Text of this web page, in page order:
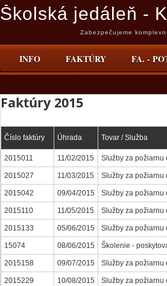
Školská jedáleň -
Zabezpečujeme
INFO FAKTÚRY FA. -
Faktúry 2015
Číslo faktúry Úhrada Tovar / Služba
2015011 11/02/2015 Služby za požiarnu
2015027 11/03/2015 Služby za požiarnu
2015042 09/04/2015 Služby za požiarnu
2015110 11/05/2015 Služby za požiarnu
2015133 05/06/2015 Služby za požiarnu
15074 08/06/2015 Školenie -
2015158 09/07/2015 Služby za požiarnu
2015229 10/08/2015 Služby za požiarnu